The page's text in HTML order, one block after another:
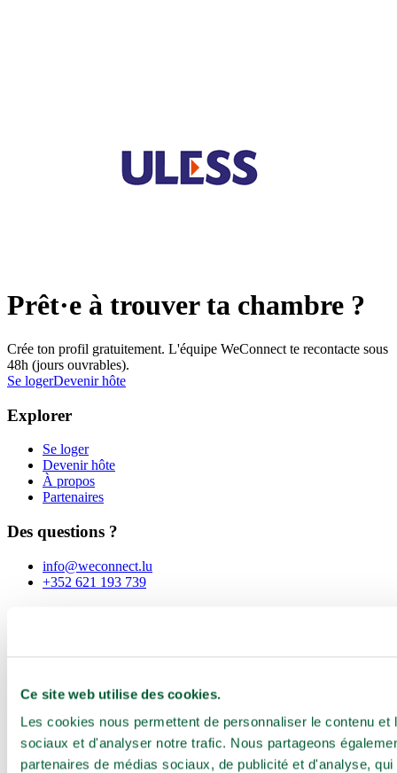
Ce site web utilise des cookies.
Les cookies nous permettent de personnaliser le contenu
sociaux et d'analyser notre trafic. Nous partageons
partenaires de médias sociaux, de publicité et d'analyse,
Prêt·e à trouver ta chambre ?
Crée ton profil gratuitement. L'équipe WeConnect te recontacte sous
48h (jours ouvrables).
Se logerDevenir hôte
Explorer
Se loger
Devenir hôte
À propos
Partenaires
Des questions ?
info@weconnect.lu
+352 621 193 739
WeConnect propose des cohabitations intergénérationnelles au
Luxembourg.